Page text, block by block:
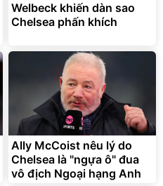
Welbeck khiến dàn sao
Chelsea phấn khích
Ally McCoist nêu lý do
Chelsea là "ngựa ô" đua
vô địch Ngoại hạng Anh